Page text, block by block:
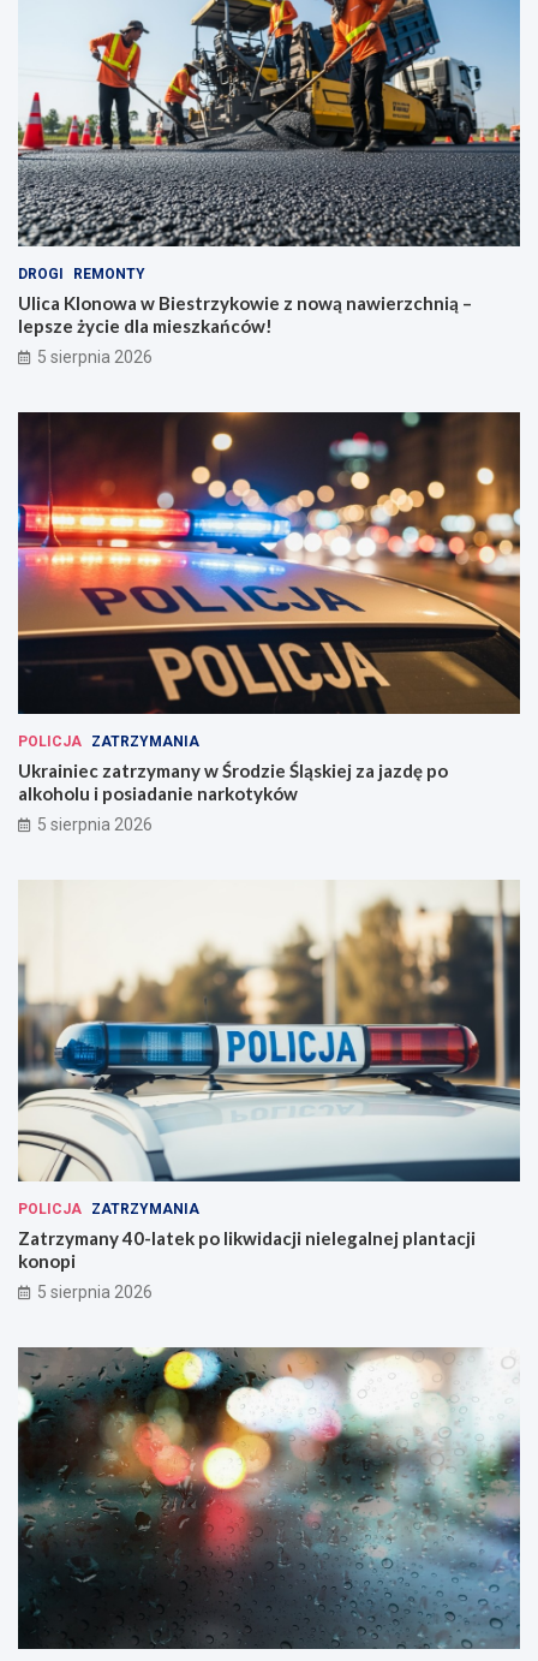
DROGI REMONTY
Ulica Klonowa w Biestrzykowie z nową nawierzchnią –
lepsze życie dla mieszkańców!
5 sierpnia 2026
POLICJA ZATRZYMANIA
Ukrainiec zatrzymany w Środzie Śląskiej za jazdę po
alkoholu i posiadanie narkotyków
5 sierpnia 2026
POLICJA ZATRZYMANIA
Zatrzymany 40-latek po likwidacji nielegalnej plantacji
konopi
5 sierpnia 2026